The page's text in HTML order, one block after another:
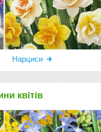
Нарциси
квітів